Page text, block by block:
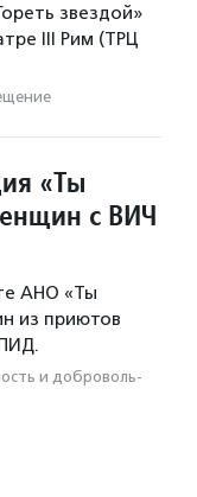
звездой»
III Рим (ТРЦ
«Ты
с ВИЧ
АНО «Ты
из приютов
и доброволь­